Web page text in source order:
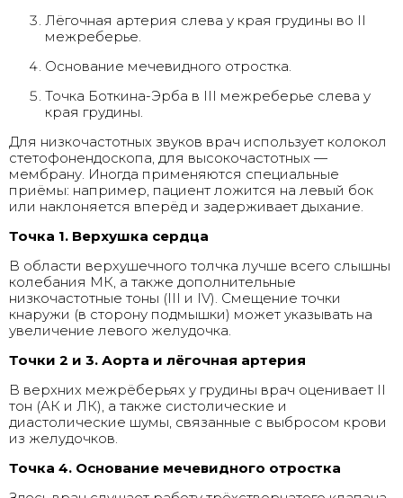
Лёгочная артерия слева у края грудины во II
межреберье.
Основание мечевидного отростка.
Точка Боткина-Эрба в III межреберье слева у
края грудины.
Для низкочастотных звуков врач использует колокол
стетофонендоскопа, для высокочастотных —
мембрану. Иногда применяются специальные
приёмы: например, пациент ложится на левый бок
или наклоняется вперёд и задерживает дыхание.
Точка 1. Верхушка сердца
В области верхушечного толчка лучше всего слышны
колебания МК, а также дополнительные
низкочастотные тоны (III и IV). Смещение точки
кнаружи (в сторону подмышки) может указывать на
увеличение левого желудочка.
Точки 2 и 3. Аорта и лёгочная артерия
В верхних межрёберьях у грудины врач оценивает II
тон (АК и ЛК), а также систолические и
диастолические шумы, связанные с выбросом крови
из желудочков.
Точка 4. Основание мечевидного отростка